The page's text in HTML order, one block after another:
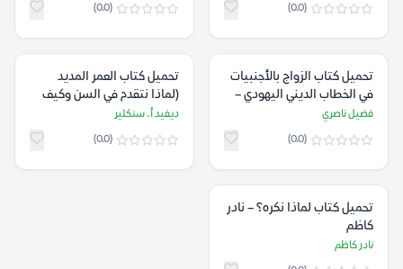
(0.0)
(0.0)
تحميل كتاب الزواج بالأجنبيات
في الخطاب الديني اليهودي –
فضيل ناصري
فضيل ناصري
(0.0)
تحميل كتاب العمر المديد
(لماذا نتقدم في السن وكيف
يمكن أن لا نهرم) – ديفيد أ.
ديفيد أ. سنكلير
(0.0)
تحميل كتاب لماذا نكره؟ – نادر
كاظم
نادر كاظم